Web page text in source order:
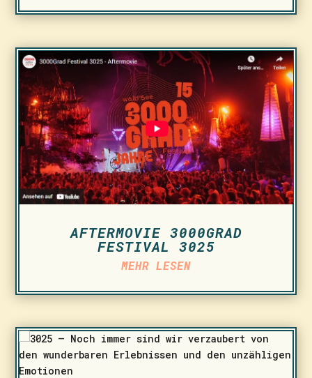
AFTERMOVIE 3000GRAD
FESTIVAL 3025
MEHR LESEN